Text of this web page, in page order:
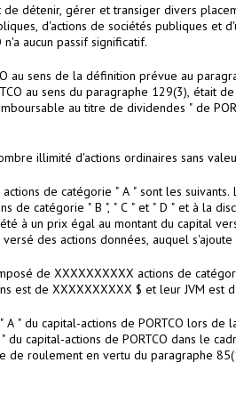
détenir, gérer et transiger divers
d'actions de sociétés publiques et
aucun passif significatif.
au sens de la définition prévue au
au sens du paragraphe 129(3), était
au titre de dividendes " de
illimité d'actions ordinaires sans
de catégorie " A " sont les
de catégorie " B ", " C " et " D " et à la
à un prix égal au montant du capital
des actions données, auquel
de XXXXXXXXXX actions de
est de XXXXXXXXXX $ et leur JVM est
" du capital-actions de PORTCO lors
capital-actions de PORTCO dans le
roulement en vertu du paragraphe